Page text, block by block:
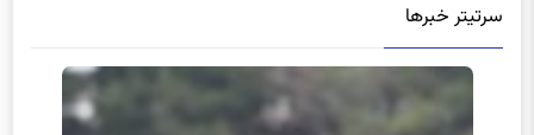
سرتیتر خبرها